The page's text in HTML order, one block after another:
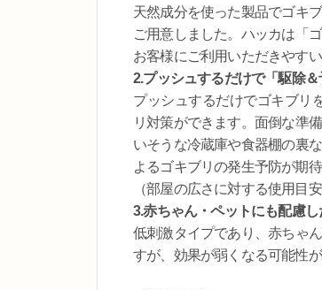
天然成分を使った製品でゴキ
ご用意しました。ハッカは「
お客様にご利用いただきやすい
2.プッシュするだけで「駆除＆
プッシュするだけでゴキブリ
リ対策ができます。面倒な準
いそうな冷蔵庫や食器棚の裏
よるゴキブリの発生予防が期
（部屋の広さに対する使用目
3.赤ちゃん・ペットにも配慮
低刺激タイプであり、赤ちゃ
すが、効果が弱くなる可能性